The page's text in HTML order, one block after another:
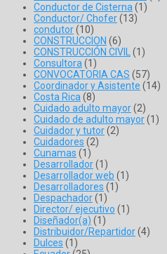
Conductor de Cisterna(1)
Conductor/ Chofer(13)
condutor(10)
CONSTRUCCION (6)
CONSTRUCCIÓN CIVIL(1)
Consultora(1)
CONVOCATORIA CAS (57)
Coordinador y Asistente (14)
Costa Rica(8)
Cuidado adulto mayor(2)
Cuidado de adulto mayor(1)
Cuidador y tutor(2)
Cuidadores (2)
Cunamas (1)
Desarrollador(1)
Desarrollador web (1)
Desarrolladores (1)
Despachador(1)
Director/ ejecutivo (1)
Diseñador(a) (1)
Distribuidor/Repartidor(4)
Dulces (1)